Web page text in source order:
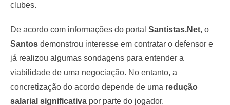
clubes.
De acordo com informações do portal Santistas.Net, o
Santos demonstrou interesse em contratar o defensor e
já realizou algumas sondagens para entender a
viabilidade de uma negociação. No entanto, a
concretização do acordo depende de uma redução
salarial significativa por parte do jogador.